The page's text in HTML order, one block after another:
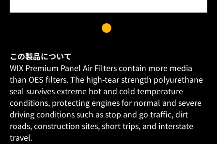
この製品について
WIX Premium Panel Air Filters contain more media
than OES filters. The high-tear strength polyurethane
seal survives extreme hot and cold temperature
conditions, protecting engines for normal and severe
driving conditions such as stop and go traffic, dirt
roads, construction sites, short trips, and interstate
travel.